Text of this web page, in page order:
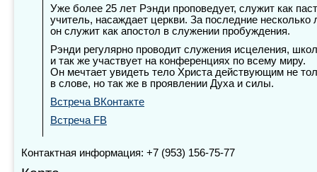
Уже более 25 лет Рэнди проповедует, служит как
учитель, насаждает церкви. За последние несколько
он служит как апостол в служении пробуждения.
Рэнди регулярно проводит служения исцеления,
и так же участвует на конференциях по всему миру.
Он мечтает увидеть тело Христа действующим не
в слове, но так же в проявлении Духа и силы.
Встреча ВКонтакте
Встреча FB
Контактная информация: +7 (953) 156-75-77